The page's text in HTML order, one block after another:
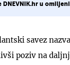
DNEVNIK.hr u
savez
poziv na